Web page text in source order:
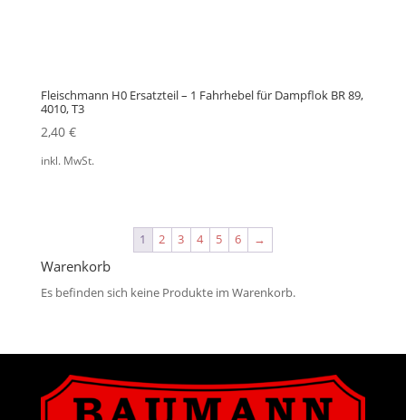
Fleischmann H0 Ersatzteil – 1 Fahrhebel für Dampflok BR 89,
4010, T3
2,40 €
inkl. MwSt.
1 2 3 4 5 6 →
Warenkorb
Es befinden sich keine Produkte im Warenkorb.